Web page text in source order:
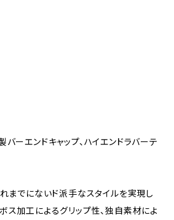
バーエンドキャップ、ハイエンドラバーテ
までにないド派手なスタイルを実現し
ス加工によるグリップ性、独自素材によ